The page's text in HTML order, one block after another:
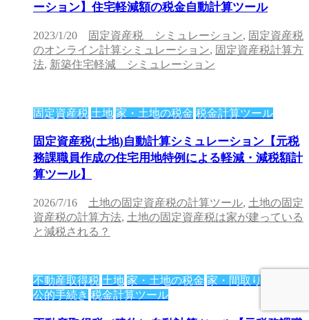
ーション】住宅軽減額の税金自動計算ツール
2023/1/20 固定資産税 シミュレーション, 固定資産税
のオンライン計算シミュレーション, 固定資産税計算方
法, 新築住宅軽減 シミュレーション
固定資産税 土地 家・土地の税金 税金計算ツール
固定資産税(土地)自動計算シミュレーション【元税
務課職員作成の住宅用地特例による軽減・減税額計
算ツール】
2026/7/16 土地の固定資産税の計算ツール, 土地の固定
資産税の計算方法, 土地の固定資産税は家が建っている
と減税される？
不動産取得税 土地 家・土地の税金 家・間取り
公的手続き 税金計算ツール